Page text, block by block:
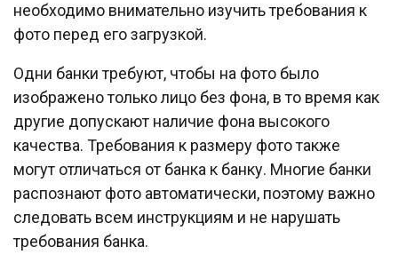
необходимо внимательно изучить требования к
фото перед его загрузкой.
Одни банки требуют, чтобы на фото было
изображено только лицо без фона, в то время как
другие допускают наличие фона высокого
качества. Требования к размеру фото также
могут отличаться от банка к банку. Многие банки
распознают фото автоматически, поэтому важно
следовать всем инструкциям и не нарушать
требования банка.